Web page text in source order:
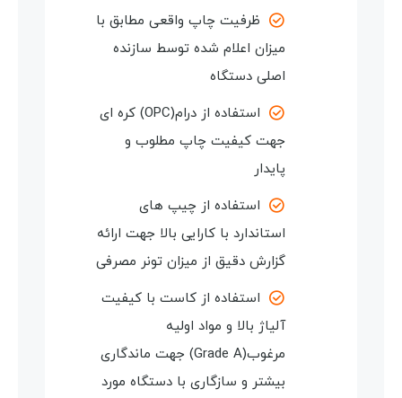
ظرفیت چاپ واقعی مطابق با
میزان اعلام شده توسط سازنده
اصلی دستگاه
استفاده از درام(OPC) کره ای
جهت کیفیت چاپ مطلوب و
پایدار
استفاده از چیپ های
استاندارد با کارایی بالا جهت ارائه
گزارش دقیق از میزان تونر مصرفی
استفاده از کاست با کیفیت
آلیاژ بالا و مواد اولیه
مرغوب(Grade A) جهت ماندگاری
بیشتر و سازگاری با دستگاه مورد